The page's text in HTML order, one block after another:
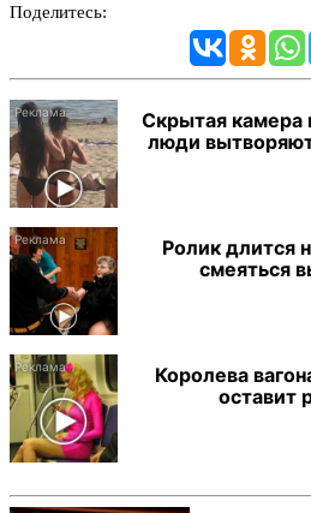
Поделитесь:
Скрытая
люди
Ролик длится
смеяться
Королева
оставит